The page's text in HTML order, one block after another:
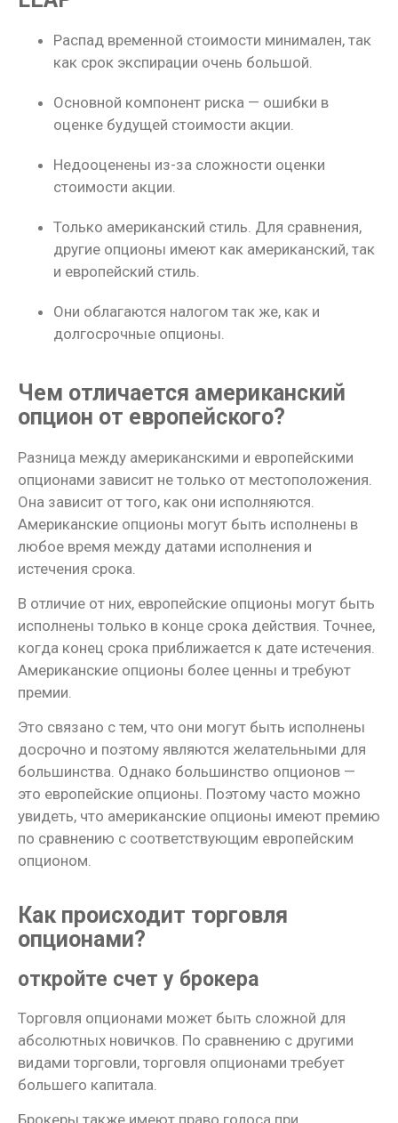
Распад временной стоимости минимален, так
как срок экспирации очень большой.
Основной компонент риска — ошибки в
оценке будущей стоимости акции.
Недооценены из-за сложности оценки
стоимости акции.
Только американский стиль. Для сравнения,
другие опционы имеют как американский, так
и европейский стиль.
Они облагаются налогом так же, как и
долгосрочные опционы.
Чем отличается американский
опцион от европейского?
Разница между американскими и европейскими
опционами зависит не только от местоположения.
Она зависит от того, как они исполняются.
Американские опционы могут быть исполнены в
любое время между датами исполнения и
истечения срока.
В отличие от них, европейские опционы могут быть
исполнены только в конце срока действия. Точнее,
когда конец срока приближается к дате истечения.
Американские опционы более ценны и требуют
премии.
Это связано с тем, что они могут быть исполнены
досрочно и поэтому являются желательными для
большинства. Однако большинство опционов —
это европейские опционы. Поэтому часто можно
увидеть, что американские опционы имеют премию
по сравнению с соответствующим европейским
опционом.
Как происходит торговля
опционами?
откройте счет у брокера
Торговля опционами может быть сложной для
абсолютных новичков. По сравнению с другими
видами торговли, торговля опционами требует
большего капитала.